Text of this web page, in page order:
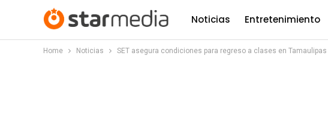
Noticias Entretenimiento
Home Noticias SET asegura condiciones para regreso a clases en Tamaulipas